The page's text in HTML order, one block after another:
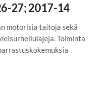
27; 2017-14
motorisia taitoja sekä
Toiminta